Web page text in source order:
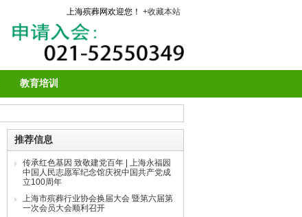
上海殡葬网欢迎您！ +收藏本站
教育培训
推荐信息
传承红色基因 致敬建党百年 | 上海永福园
中国人民志愿军纪念馆庆祝中国共产党成
立100周年
上海市殡葬行业协会换届大会 暨第六届第
一次会员大会顺利召开